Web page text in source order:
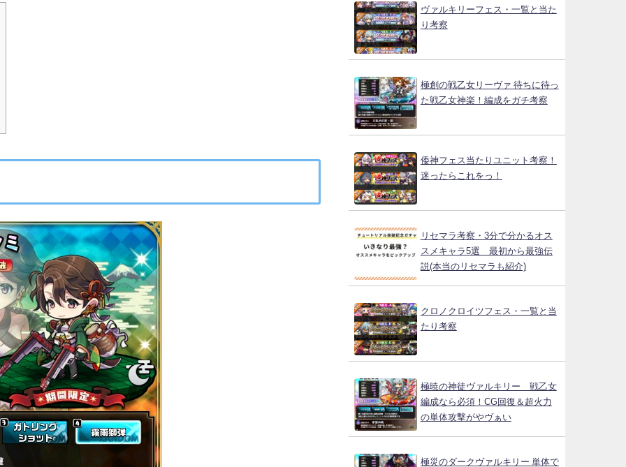
ヴァルキリーフェス・一覧と当た
り考察
極創の戦乙女リーヴァ 待ちに待っ
た戦乙女神楽！編成をガチ考察
倭神フェス当たりユニット考察！
迷ったらこれをっ！
リセマラ考察・3分で分かるオス
スメキャラ5選 最初から最強伝
説(本当のリセマラも紹介)
クロノクロイツフェス・一覧と当
たり考察
極暁の神徒ヴァルキリー 戦乙女
編成なら必須！CG回復＆超火力
の単体攻撃がやヴぁい
極災のダークヴァルキリー 単体で